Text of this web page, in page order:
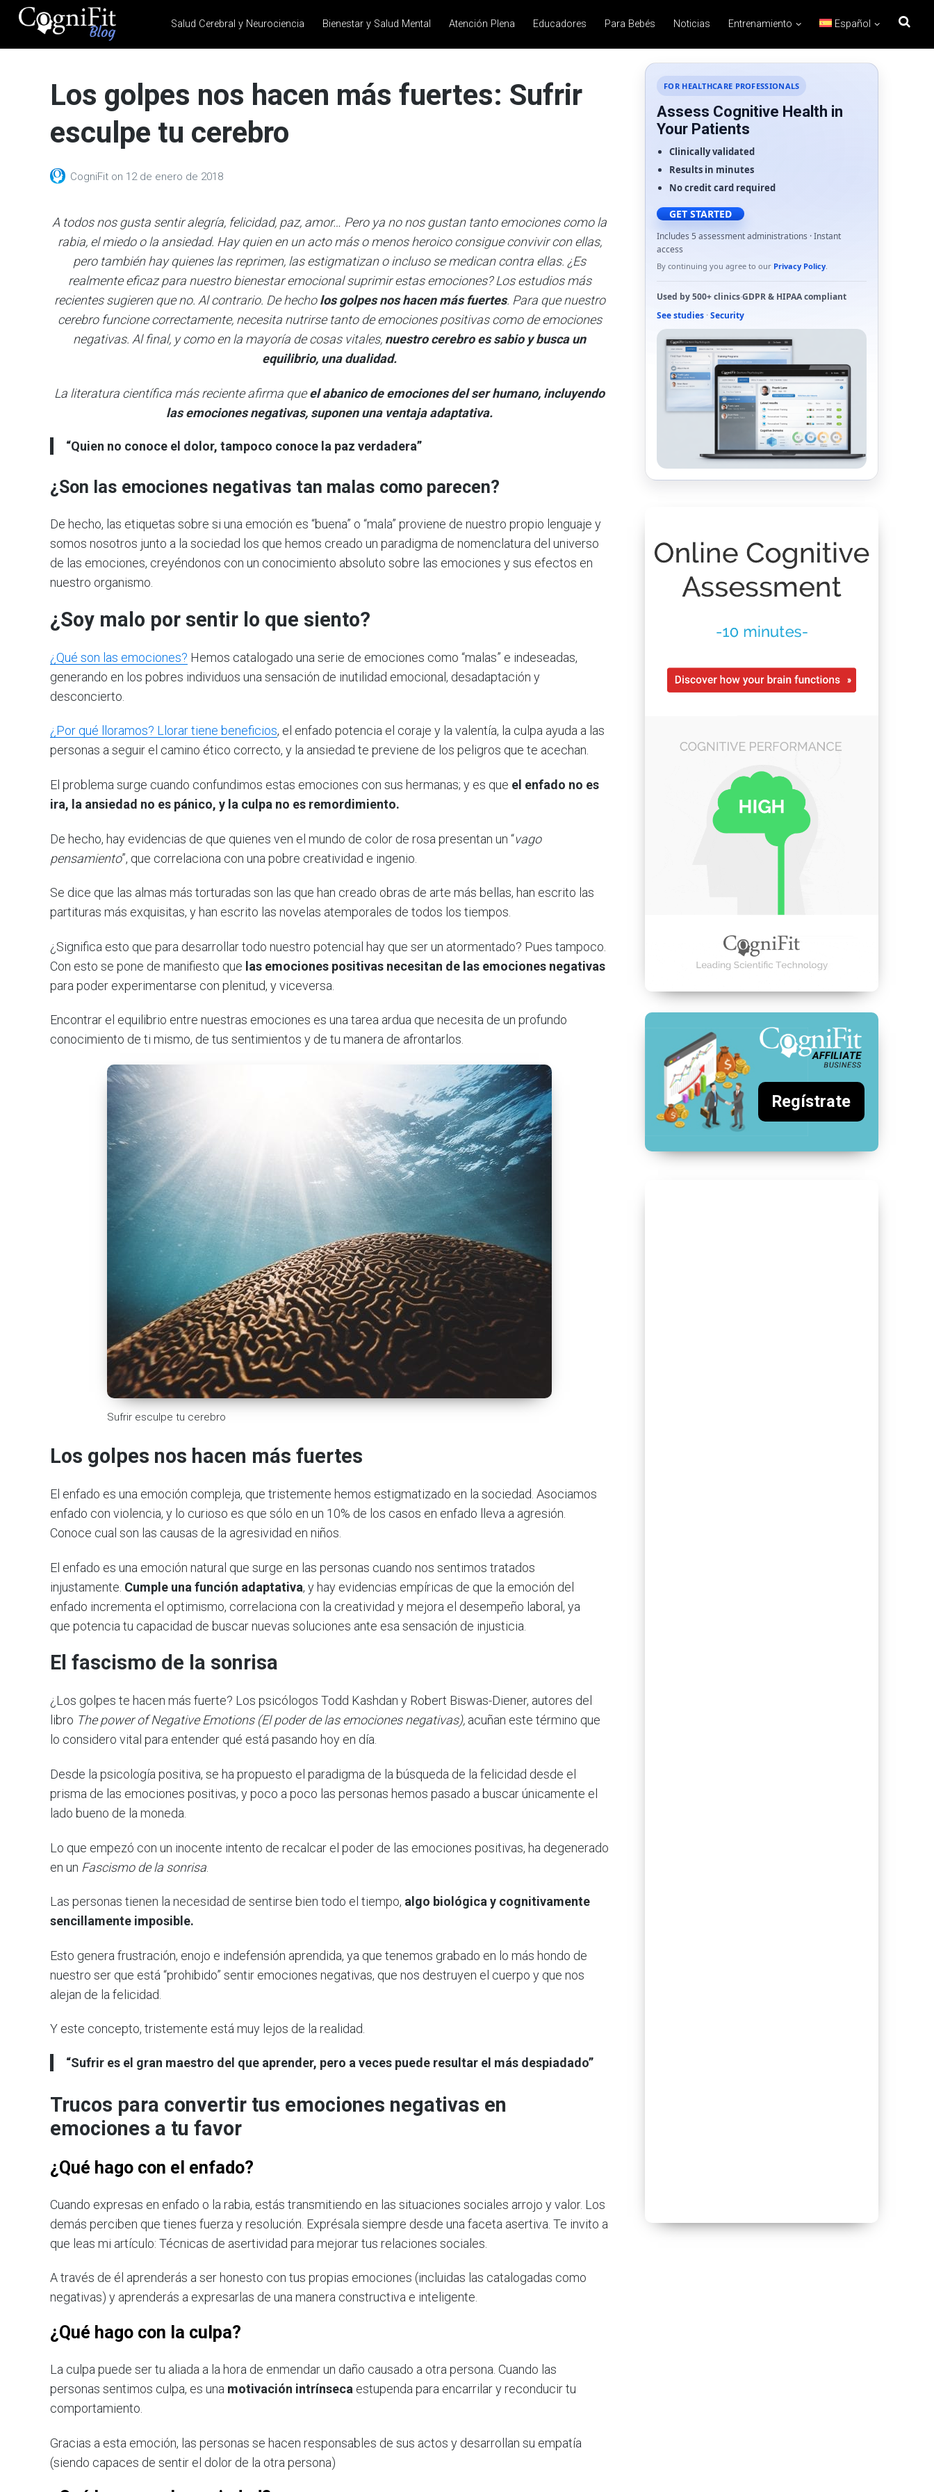
CogniFit
Health
Brain Training, Mental
Salud Cerebral y Neurociencia Bienestar y Salud Mental Atención Plena Educadores Para Bebés Noticias Entrenamiento Español
Los golpes nos hacen más fuertes: Sufrir
esculpe tu cerebro
CogniFit on 12 de enero de 2018
A todos nos gusta sentir alegría, felicidad, paz, amor… Pero ya no nos gustan tanto emociones como la
rabia, el miedo o la ansiedad. Hay quien en un acto más o menos heroico consigue convivir con ellas,
pero también hay quienes las reprimen, las estigmatizan o incluso se medican contra ellas. ¿Es
realmente eficaz para nuestro bienestar emocional suprimir estas emociones? Los estudios más
recientes sugieren que no. Al contrario. De hecholos golpes nos hacen más fuertes. Para que nuestro
cerebro funcione correctamente, necesita nutrirse tanto de emociones positivas como de emociones
negativas. Al final, y como en la mayoría de cosas vitales, nuestro cerebro es sabio y busca un
equilibrio, una dualidad.
La literatura científica más reciente afirma queel abanico de emociones del ser humano, incluyendo
las emociones negativas, suponen una ventaja adaptativa.
“Quien no conoce el dolor, tampoco conoce la paz verdadera”
¿Son las emociones negativas tan malas como parecen?
De hecho, las etiquetas sobre si una emoción es “buena” o “mala” proviene de nuestro propio lenguaje y
somos nosotros junto a la sociedad los que hemos creado un paradigma de nomenclatura del universo
de las emociones, creyéndonos con un conocimiento absoluto sobre las emociones y sus efectos en
nuestro organismo.
¿Soy malo por sentir lo que siento?
¿Qué son las emociones? Hemos catalogado una serie de emociones como “malas” e indeseadas,
generando en los pobres individuos una sensación de inutilidad emocional, desadaptación y
desconcierto.
¿Por qué lloramos? Llorar tiene beneficios, el enfado potencia el coraje y la valentía, la culpa ayuda a las
personas a seguir el camino ético correcto, y la ansiedad te previene de los peligros que te acechan.
El problema surge cuando confundimos estas emociones con sus hermanas; y es que el enfado no es
ira, la ansiedad no es pánico, y la culpa no es remordimiento.
De hecho, hay evidencias de que quienes ven el mundo de color de rosa presentan un “vago
pensamiento”, que correlaciona con una pobre creatividad e ingenio.
Se dice que las almas más torturadas son las que han creado obras de arte más bellas, han escrito las
partituras más exquisitas, y han escrito las novelas atemporales de todos los tiempos.
¿Significa esto que para desarrollar todo nuestro potencial hay que ser un atormentado? Pues tampoco.
Con esto se pone de manifiesto que las emociones positivas necesitan de las emociones negativas
para poder experimentarse con plenitud, y viceversa.
Encontrar el equilibrio entre nuestras emociones es una tarea ardua que necesita de un profundo
conocimiento de ti mismo, de tus sentimientos y de tu manera de afrontarlos.
Sufrir esculpe tu cerebro
Los golpes nos hacen más fuertes
El enfado es una emoción compleja, que tristemente hemos estigmatizado en la sociedad. Asociamos
enfado con violencia, y lo curioso es que sólo en un 10% de los casos en enfado lleva a agresión.
Conoce cual son las causas de la agresividad en niños.
El enfado es una emoción natural que surge en las personas cuando nos sentimos tratados
injustamente. Cumple una función adaptativa, y hay evidencias empíricas de que la emoción del
enfado incrementa el optimismo, correlaciona con la creatividad y mejora el desempeño laboral, ya
que potencia tu capacidad de buscar nuevas soluciones ante esa sensación de injusticia.
El fascismo de la sonrisa
¿Los golpes te hacen más fuerte? Los psicólogos Todd Kashdan y Robert Biswas-Diener, autores del
libro The power of Negative Emotions (El poder de las emociones negativas), acuñan este término que
lo considero vital para entender qué está pasando hoy en día.
Desde la psicología positiva, se ha propuesto el paradigma de la búsqueda de la felicidad desde el
prisma de las emociones positivas, y poco a poco las personas hemos pasado a buscar únicamente el
lado bueno de la moneda.
Lo que empezó con un inocente intento de recalcar el poder de las emociones positivas, ha degenerado
en un Fascismo de la sonrisa
Las personas tienen la necesidad de sentirse bien todo el tiempo, algo biológica y cognitivamente
sencillamente imposible.
Esto genera frustración, enojo e indefensión aprendida, ya que tenemos grabado en lo más hondo de
nuestro ser que está “prohibido” sentir emociones negativas, que nos destruyen el cuerpo y que nos
alejan de la felicidad.
Y este concepto, tristemente está muy lejos de la realidad.
“Sufrir es el gran maestro del que aprender, pero a veces puede resultar el más despiadado”
Trucos para convertir tus emociones negativas en
emociones a tu favor
¿Qué hago con el enfado?
Cuando expresas en enfado o la rabia, estás transmitiendo en las situaciones sociales arrojo y valor. Los
demás perciben que tienes fuerza y resolución. Exprésala siempre desde una faceta asertiva. Te invito a
que leas mi artículo: Técnicas de asertividad para mejorar tus relaciones sociales.
A través de él aprenderás a ser honesto con tus propias emociones (incluidas las catalogadas como
negativas) y aprenderás a expresarlas de una manera constructiva e inteligente.
¿Qué hago con la culpa?
La culpa puede ser tu aliada a la hora de enmendar un daño causado a otra persona. Cuando las
personas sentimos culpa, es una motivación intrínseca estupenda para encarrilar y reconducir tu
comportamiento.
Gracias a esta emoción, las personas se hacen responsables de sus actos y desarrollan su empatía
(siendo capaces de sentir el dolor de la otra persona)
FOR HEALTHCARE PROFESSIONALS
Assess Cognitive Health in
Your Patients
Clinically validated
Results in minutes
No credit card required
GET STARTED
Includes 5 assessment administrations · Instant
access
By continuing you agree to our Privacy Policy.
Used by500+ clinics·GDPR& HIPAAcompliant
See studies · Security
Regístrate